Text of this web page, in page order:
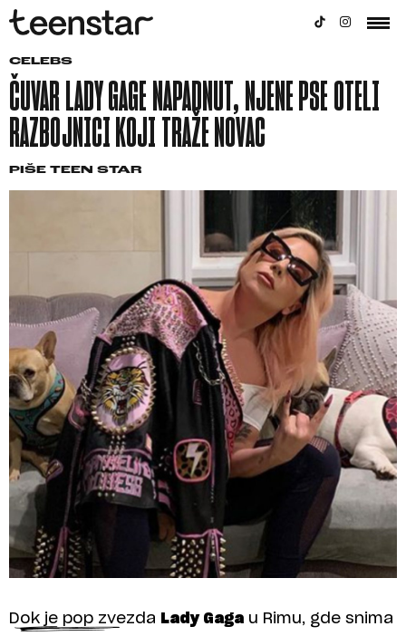
CELEBS
ČUVAR LADY GAGE NAPADNUT, NJENE PSE OTELI
RAZBOJNICI KOJI TRAŽE NOVAC
PIŠE TEEN STAR
Dok je pop zvezda Lady Gaga u Rimu, gde snima